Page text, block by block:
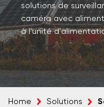
solutions de
caméra avec
à l'unité
Home Solutions